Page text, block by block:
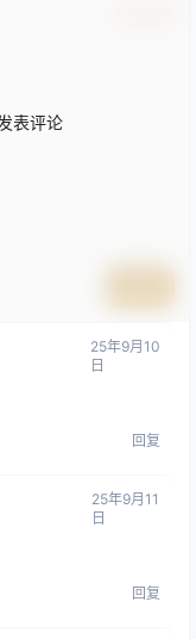
表评论
25年9月10
日
回复
25年9月11
日
回复